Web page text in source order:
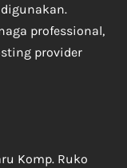
professional,
provider
Komp. Ruko